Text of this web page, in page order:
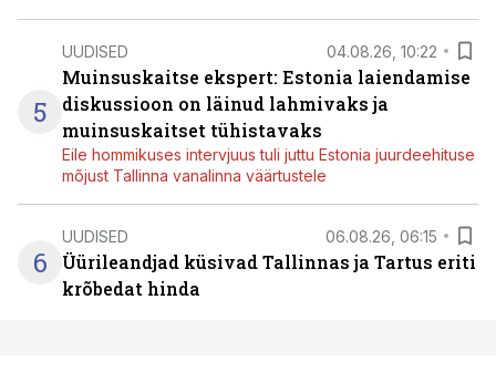
5
UUDISED 04.08.26, 10:22
Muinsuskaitse ekspert: Estonia laiendamise
diskussioon on läinud lahmivaks ja
muinsuskaitset tühistavaks
Eile hommikuses intervjuus tuli juttu Estonia juurdeehituse
mõjust Tallinna vanalinna väärtustele
6
UUDISED 06.08.26, 06:15
Üürileandjad küsivad Tallinnas ja Tartus eriti
krõbedat hinda